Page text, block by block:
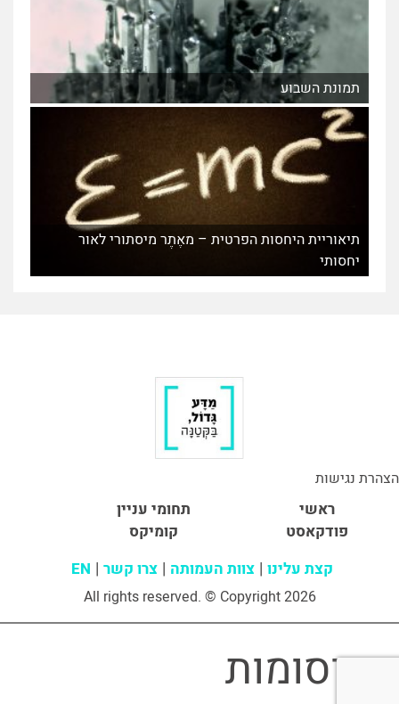
תמונת השבוע
תיאוריית היחסות הפרטית – מאֶתֶר מיסתורי לאור
יחסותי
הצהרת נגישות
ראשי
תחומי עניין
פודקאסט
קומיקס
קצת עלינו צוות העמותה צרו קשר EN
All rights reserved. © Copyright 2026
פרסומות